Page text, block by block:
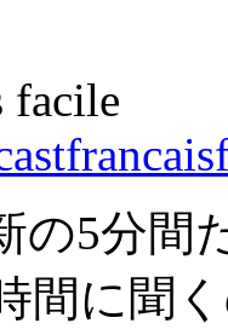
facile
の5分間
間に聞